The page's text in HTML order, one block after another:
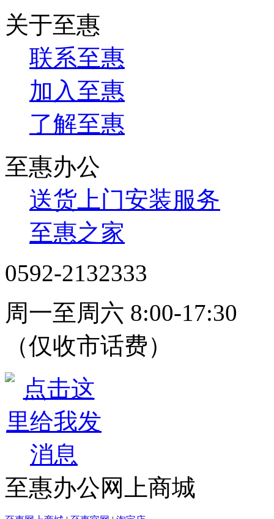
关于至惠
联系至惠
加入至惠
了解至惠
至惠办公
送货上门安装服务
至惠之家
0592-2132333
周一至周六 8:00-17:30
（仅收市话费）
至惠办公网上商城